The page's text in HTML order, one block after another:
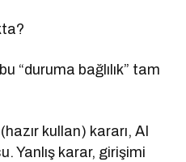
“duruma bağlılık” tam
kullan) kararı, AI
Yanlış karar, girişimi